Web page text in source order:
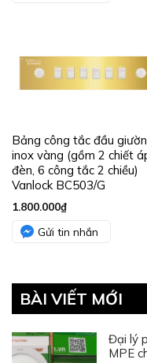
Bảng công tắc đầu
inox vàng (gồm 2 chiết
đèn, 6 công tắc 2 chiều)
Vanlock BC503/G
1.800.000₫
Gửi tin nhắn
BÀI VIẾT MỚI
Đại lý
MPE